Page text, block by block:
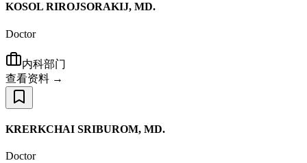
KOSOL RIROJSORAKIJ, MD.
Doctor
内科部门
查看资料 →
KRERKCHAI SRIBUROM, MD.
Doctor